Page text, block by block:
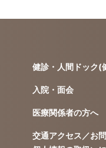
健診・人間ドック(
入院・面会
医療関係者の方へ
交通アクセス／お